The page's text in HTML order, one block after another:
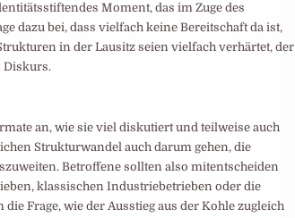
Moment, das im Zuge des
dazu bei, dass vielfach keine Bereitschaft da ist,
in der Lausitz seien vielfach verhärtet, der
Diskurs.
an, wie sie viel diskutiert und teilweise auch
Strukturwandel auch darum gehen, die
Betroffene sollten also mitentscheiden
klassischen Industriebetrieben oder die
Frage, wie der Ausstieg aus der Kohle zugleich